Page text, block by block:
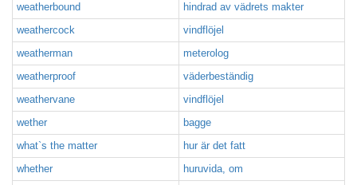
weatherbound
hindrad av vädrets makter
weathercock
vindflöjel
weatherman
meterolog
weatherproof
väderbeständig
weathervane
vindflöjel
wether
bagge
what`s the matter
hur är det fatt
whether
huruvida, om